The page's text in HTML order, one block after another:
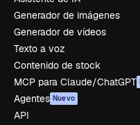
Generador de imágenes
Generador de vídeos
Texto a voz
Contenido de stock
MCP para Claude/ChatGPT
Agentes Nuevo
API